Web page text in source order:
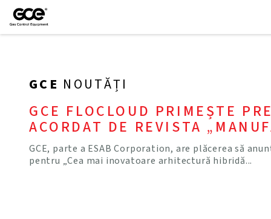
GCE NOUTĂȚI
GCE FLOCLOUD PRIMEȘTE
ACORDAT DE REVISTA
GCE, parte a ESAB Corporation, are plăcerea să
pentru „Cea mai inovatoare arhitectură hibridă...